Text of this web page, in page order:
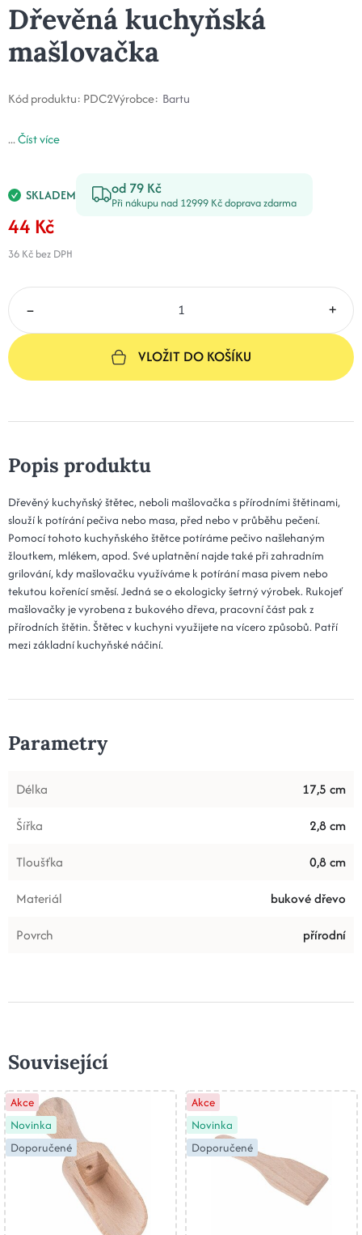
Dřevěná kuchyňská
mašlovačka
Kód produktu: PDC2Výrobce: Bartu
...Číst více
SKLADEM od 79 Kč
Při nákupu nad 12999 Kč doprava zdarma
44 Kč
36 Kč bez DPH
– +
VLOŽIT DO KOŠÍKU
Popis produktu
Dřevěný kuchyňský štětec, neboli mašlovačka s přírodními štětinami,
slouží k potírání pečiva nebo masa, před nebo v průběhu pečení.
Pomocí tohoto kuchyňského štětce potíráme pečivo našlehaným
žloutkem, mlékem, apod. Své uplatnění najde také při zahradním
grilování, kdy mašlovačku využíváme k potírání masa pivem nebo
tekutou kořenící směsí. Jedná se o ekologicky šetrný výrobek. Rukojeť
mašlovačky je vyrobena z bukového dřeva, pracovní část pak z
přírodních štětin. Štětec v kuchyni využijete na vícero způsobů. Patří
mezi základní kuchyňské náčiní.
Parametry
Délka
17,5 cm
Šířka
2,8 cm
Tloušťka
0,8 cm
Materiál
bukové dřevo
Povrch
přírodní
Související
Akce
Novinka
Doporučené
Akce
Novinka
Doporučené